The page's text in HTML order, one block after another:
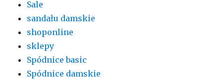
Sale
sandału damskie
shoponline
sklepy
Spódnice basic
Spódnice damskie